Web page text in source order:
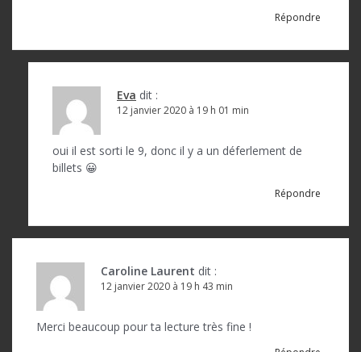
Répondre
Eva dit :
12 janvier 2020 à 19 h 01 min
oui il est sorti le 9, donc il y a un déferlement de
billets 😀
Répondre
Caroline Laurent dit :
12 janvier 2020 à 19 h 43 min
Merci beaucoup pour ta lecture très fine !